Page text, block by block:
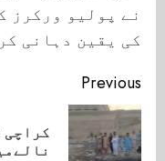
نے پولیو ورکرز
کی یقین دہانی
Continue
Reading
Previous
کراچی